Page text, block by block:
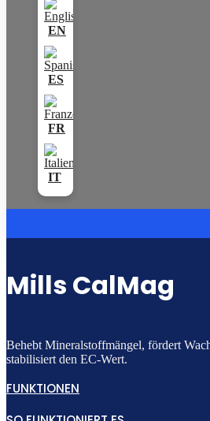
Mills CalMag
Behebt Mineralstoffmängel, fördert
stabilisiert den EC-Wert.
FUNKTIONEN